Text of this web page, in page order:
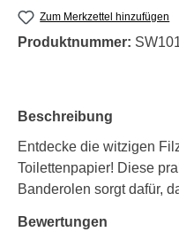
Zum Merkzettel hinzufügen
Produktnummer:
Beschreibung
Entdecke die witzigen
Toilettenpapier! Diese
Banderolen sorgt dafür,
Bewertungen